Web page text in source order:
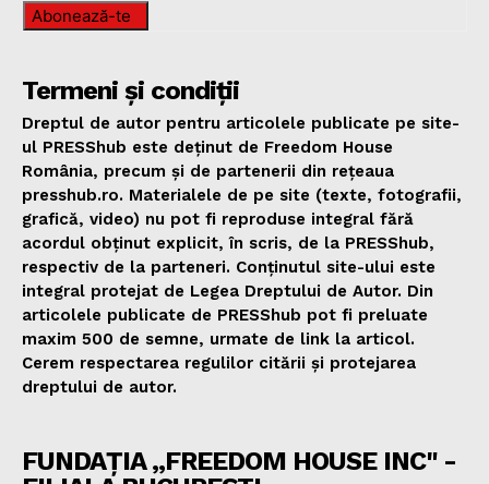
Abonează-te
Termeni și condiții
Dreptul de autor pentru articolele publicate pe site-
ul PRESShub este deținut de Freedom House
România, precum și de partenerii din rețeaua
presshub.ro. Materialele de pe site (texte, fotografii,
grafică, video) nu pot fi reproduse integral fără
acordul obținut explicit, în scris, de la PRESShub,
respectiv de la parteneri. Conținutul site-ului este
integral protejat de Legea Dreptului de Autor. Din
articolele publicate de PRESShub pot fi preluate
maxim 500 de semne, urmate de link la articol.
Cerem respectarea regulilor citării și protejarea
dreptului de autor.
FUNDAȚIA „FREEDOM HOUSE INC" -